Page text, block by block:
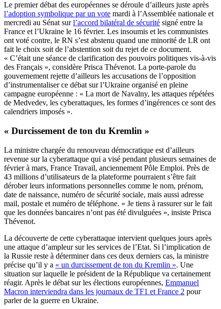
Le premier débat des européennes se déroule d’ailleurs juste après
l’adoption symbolique par un vote mardi à l’Assemblée nationale et
mercredi au Sénat surl’accord bilatéral de sécurité signé entre la
France et l’Ukraine le 16 février. Les insoumis et les communistes
ont voté contre, le RN s’est abstenu quand une minorité de LR ont
fait le choix soit de l’abstention soit du rejet de ce document.
« C’était une séance de clarification des pouvoirs politiques vis-à-vis
des Français », considère Prisca Thévenot. La porte-parole du
gouvernement rejette d’ailleurs les accusations de l’opposition
d’instrumentaliser ce débat sur l’Ukraine organisé en pleine
campagne européenne : « La mort de Navalny, les attaques répétées
de Medvedev, les cyberattaques, les formes d’ingérences ce sont des
calendriers imposés ».
« Durcissement de ton du Kremlin »
La ministre chargée du renouveau démocratique est d’ailleurs
revenue sur la cyberattaque qui a visé pendant plusieurs semaines de
février à mars, France Travail, anciennement Pôle Emploi. Près de
43 millions d’utilisateurs de la plateforme pourraient s’être fait
dérober leurs informations personnelles comme le nom, prénom,
date de naissance, numéro de sécurité sociale, mais aussi adresse
mail, postale et numéro de téléphone. « Je tiens à rassurer sur le fait
que les données bancaires n’ont pas été divulguées », insiste Prisca
Thévenot.
La découverte de cette cyberattaque intervient quelques jours après
une attaque d’ampleur sur les services de l’Etat. Si l’implication de
la Russie reste à déterminer dans ces deux derniers cas, la ministre
précise qu’il y a « un durcissement de ton du Kremlin ». Une
situation sur laquelle le président de la République va certainement
réagir. Après le débat sur les élections européennes, Emmanuel
Macron interviendra dans les journaux de TF1 et France 2 pour
parler de la guerre en Ukraine.